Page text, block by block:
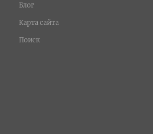
Блог
Карта сайта
Поиск